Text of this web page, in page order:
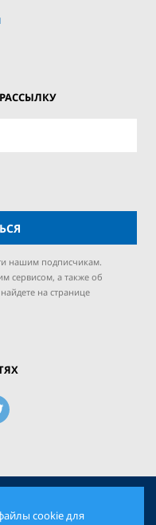
нашим подписчикам.
сервисом, а также об
на странице
cookie для